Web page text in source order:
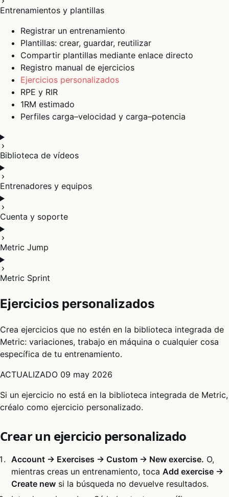
Entrenamientos y plantillas
Registrar un entrenamiento
Plantillas: crear, guardar, reutilizar
Compartir plantillas mediante enlace directo
Registro manual de ejercicios
Ejercicios personalizados
RPE y RIR
1RM estimado
Perfiles carga–velocidad y carga–potencia
Biblioteca de vídeos
Entrenadores y equipos
Cuenta y soporte
Metric Jump
Metric Sprint
Ejercicios personalizados
Crea ejercicios que no estén en la biblioteca integrada de
Metric: variaciones, trabajo en máquina o cualquier cosa
específica de tu entrenamiento.
ACTUALIZADO 09 may 2026
Si un ejercicio no está en la biblioteca integrada de Metric,
créalo como ejercicio personalizado.
Crear un ejercicio personalizado
Account → Exercises → Custom → New exercise. O,
mientras creas un entrenamiento, toca Add exercise →
Create new si la búsqueda no devuelve resultados.